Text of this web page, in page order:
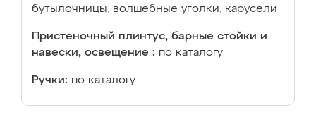
бутылочницы, волшебные уголки, карусели
Пристеночный плинтус, барные стойки и
навески, освещение : по каталогу
Ручки: по каталогу